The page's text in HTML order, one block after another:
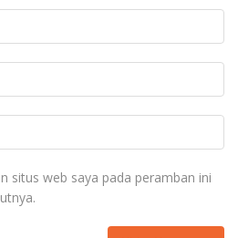
situs web saya pada peramban ini